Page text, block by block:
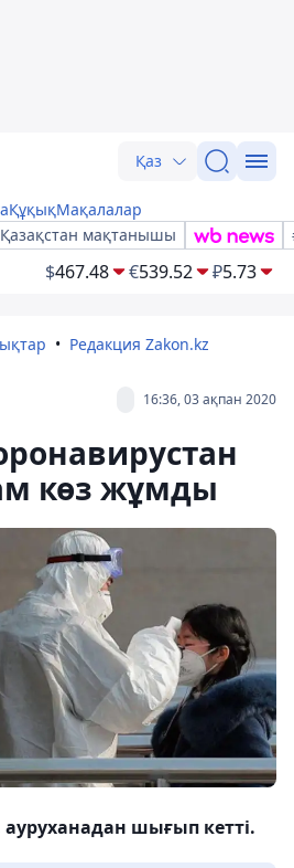
Қаз
ҚұқықМақалалар
мақтанышы
$467.48 €539.52 ₽5.73
Редакция Zakon.kz
16:36, 03 ақпан 2020
көз жұмды
шығып кетті.